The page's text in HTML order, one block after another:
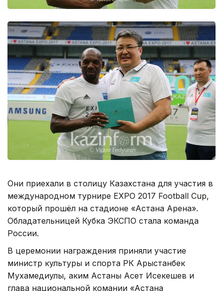
Они приехали в столицу Казахстана для участия в
международном турнире EXPO 2017 Football Cup,
который прошёл на стадионе «Астана Арена».
Обладательницей Кубка ЭКСПО стала команда
России.
В церемонии награждения приняли участие
министр культуры и спорта РК Арыстанбек
Мухамедиулы, аким Астаны Асет Исекешев и
глава национальной комании «Астана